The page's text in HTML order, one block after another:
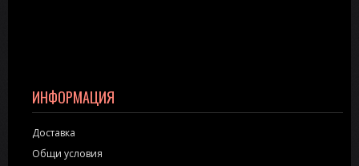
ИНФОРМАЦИЯ
Доставка
Общи условия